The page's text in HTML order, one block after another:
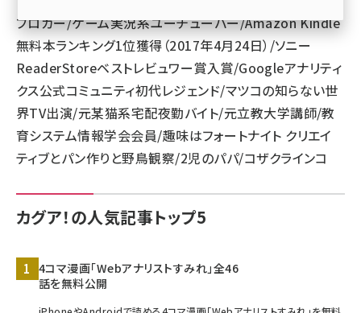
z世代 (1622)
meo (1275)
llmo (1163)
ブロガー/ゲーム実況系ユーチューバー/Amazon Kindle
無料本ランキング1位獲得（2017年4月24日）/ソニー
ReaderStoreベストレビュワー賞入賞/Googleアナリティ
クス公式コミュニティ初代レジェンド/マツコの知らない世
界TV出演/元某猫系宅配夜勤バイト/元立教大学講師/教
育システム情報学会会員/趣味はフォートナイト クリエイ
ティブとパン作りと野鳥観察/2児のパパ/コザクラインコ
カグア！の人気記事トップ5
4コマ漫画「Webアナリストすみれ」全46
話を無料公開